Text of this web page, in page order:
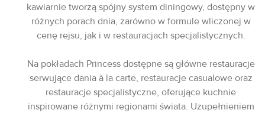
kawiarnie tworzą spójny system diningowy, dostępny w
różnych porach dnia, zarówno w formule wliczonej w
cenę rejsu, jak i w restauracjach specjalistycznych.
Na pokładach Princess dostępne są główne restauracje
serwujące dania à la carte, restauracje casualowe oraz
restauracje specjalistyczne, oferujące kuchnie
inspirowane różnymi regionami świata. Uzupełnieniem